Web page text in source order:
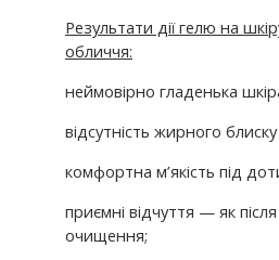
Результати дії гелю на
обличчя:
неймовірно гладенька
відсутність жирного
комфортна м’якість під
приємні відчуття — як
очищення;